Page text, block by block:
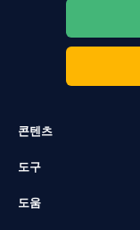
콘텐츠
도구
도움